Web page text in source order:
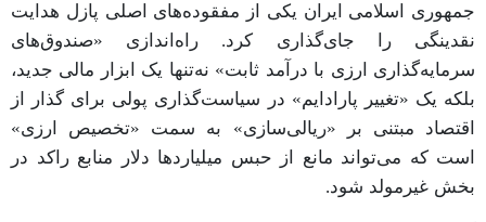
جمهوری اسلامی ایران یکی از مفقوده‌های اصلی پازل هدایت
نقدینگی را جای‌گذاری کرد. راه‌اندازی «صندوق‌های
سرمایه‌گذاری ارزی با درآمد ثابت» نه‌تنها یک ابزار مالی جدید،
بلکه یک «تغییر پارادایم» در سیاست‌گذاری پولی برای گذار از
اقتصاد مبتنی بر «ریالی‌سازی» به سمت «تخصیص ارزی»
است که می‌تواند مانع از حبس میلیاردها دلار منابع راکد در
بخش غیرمولد شود.